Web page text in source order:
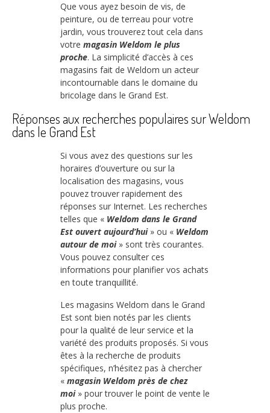
Que vous ayez besoin de vis, de
peinture, ou de terreau pour votre
jardin, vous trouverez tout cela dans
votre magasin Weldom le plus
proche. La simplicité d’accès à ces
magasins fait de Weldom un acteur
incontournable dans le domaine du
bricolage dans le Grand Est.
Réponses aux recherches populaires sur Weldom
dans le Grand Est
Si vous avez des questions sur les
horaires d’ouverture ou sur la
localisation des magasins, vous
pouvez trouver rapidement des
réponses sur Internet. Les recherches
telles que « Weldom dans le Grand
Est ouvert aujourd’hui» ou « Weldom
autour de moi» sont très courantes.
Vous pouvez consulter ces
informations pour planifier vos achats
en toute tranquillité.
Les magasins Weldom dans le Grand
Est sont bien notés par les clients
pour la qualité de leur service et la
variété des produits proposés. Si vous
êtes à la recherche de produits
spécifiques, n’hésitez pas à chercher
« magasin Weldom près de chez
moi» pour trouver le point de vente le
plus proche.